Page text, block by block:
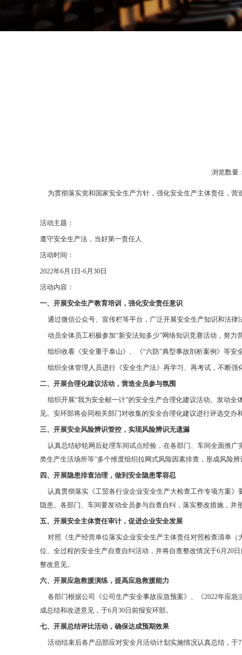
浏览数量
["wechat","weibo","qzone","douban","email"]
为贯彻落实党和国家安全生产方针，强化安全生产主体责任，营
活动主题：
遵守安全生产法，当好第一责任人
活动时间：
2022年6月1日-6月30日
活动内容：
一、开展安全生产教育培训，强化安全责任意识
通过微信公众号、宣传栏等平台，广泛开展安全生产知识和法律
动员全体员工积极参加“新安法知多少”网络知识竞赛活动，努力
组织收看《安全重于泰山》、《“六防”典型事故剖析案例》等安
组织全体管理人员进行《安全生产法》再学习、再考试，不断强
二、开展合理化建议活动，营造全员参与氛围
组织开展“我为安全献一计”的安全生产合理化建议活动。发动全
见。安环部将会同相关部门对收集的安全合理化建议进行评选交办
三、开展安全风险辨识管控，实现风险辨识无遗漏
认真总结砂轮网后处理车间试点经验，在各部门、车间全面推广
类生产生活场所等”多个维度组织拉网式风险因素排查，形成风险
四、开展隐患排查治理，做到安全隐患零容忍
认真贯彻落实《工贸各行业企业安全生产大检查工作专项方案》
隐患。各部门、车间要发动全员参与自查自纠，落实整改措施，并
五、开展安全主体责任审计，促进企业安全发展
对照《生产经营单位落实企业安全生产主体责任对照检查清单（
位、全过程的安全生产自查自纠活动，并将自查整改情况于6月20
整改意见。
六、开展应急救援演练，提高应急救援能力
各部门根据公司《公司生产安全事故应急预案》、《2022年应
成总结和改进意见，于6月30日前报安环部。
七、开展总结评比活动，确保达成预期效果
活动结束后各产品部应对安全月活动计划实施情况认真总结，于